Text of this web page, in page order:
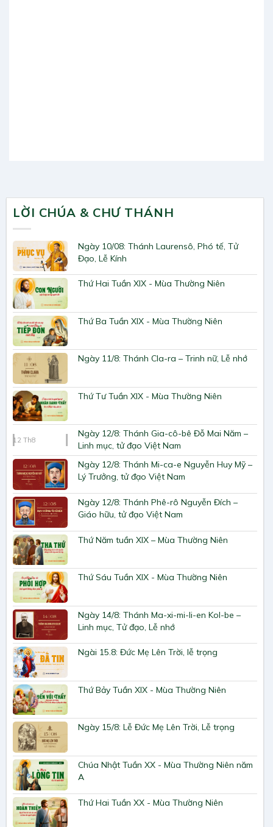
LỜI CHÚA & CHƯ THÁNH
Ngày 10/08: Thánh Laurensô, Phó tế, Tử
Đạo, Lễ Kính
Thứ Hai Tuần XIX - Mùa Thường Niên
Thứ Ba Tuần XIX - Mùa Thường Niên
Ngày 11/8: Thánh Cla-ra – Trinh nữ, Lễ nhớ
Thứ Tư Tuần XIX - Mùa Thường Niên
12 Th8
Ngày 12/8: Thánh Gia-cô-bê Đỗ Mai Năm –
Linh mục, tử đạo Việt Nam
Ngày 12/8: Thánh Mi-ca-e Nguyễn Huy Mỹ –
Lý Trưởng, tử đạo Việt Nam
Ngày 12/8: Thánh Phê-rô Nguyễn Đích –
Giáo hữu, tử đạo Việt Nam
Thứ Năm tuần XIX – Mùa Thường Niên
Thứ Sáu Tuần XIX - Mùa Thường Niên
Ngày 14/8: Thánh Ma-xi-mi-li-en Kol-be –
Linh mục, Tử đạo, Lễ nhớ
Ngài 15.8: Đức Mẹ Lên Trời, lễ trọng
Thứ Bảy Tuần XIX - Mùa Thường Niên
Ngày 15/8: Lễ Đức Mẹ Lên Trời, Lễ trọng
Chúa Nhật Tuần XX - Mùa Thường Niên năm
A
Thứ Hai Tuần XX - Mùa Thường Niên